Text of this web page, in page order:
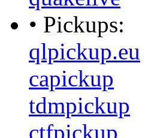
• Pickups:
qlpickup.eu
capickup
tdmpickup
ctfpickup